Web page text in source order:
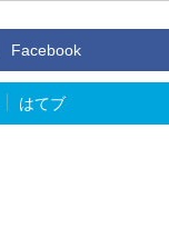
Facebook
はてブ